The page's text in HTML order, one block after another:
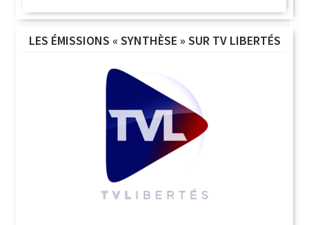
LES ÉMISSIONS « SYNTHÈSE » SUR TV LIBERTÉS